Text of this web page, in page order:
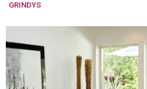
GRINDYS